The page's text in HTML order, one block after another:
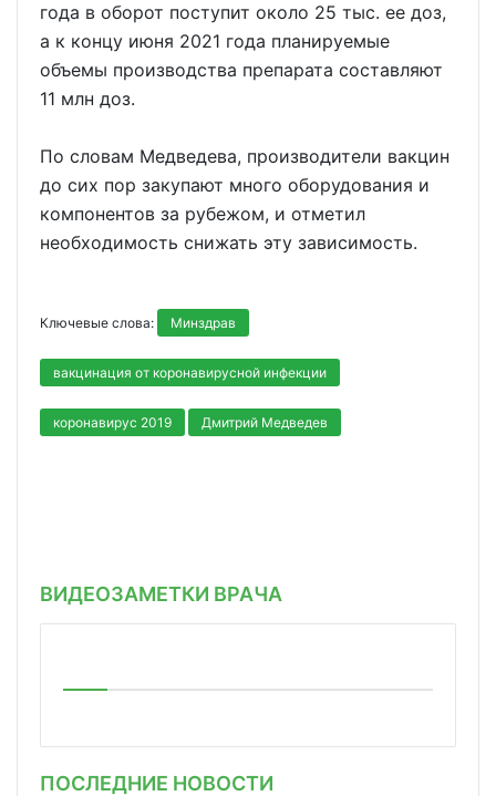
года в оборот поступит около 25 тыс. ее доз,
а к концу июня 2021 года планируемые
объемы производства препарата составляют
11 млн доз.
По словам Медведева, производители вакцин
до сих пор закупают много оборудования и
компонентов за рубежом, и отметил
необходимость снижать эту зависимость.
Ключевые слова: Минздрав
вакцинация от коронавирусной инфекции
коронавирус 2019 Дмитрий Медведев
ВИДЕОЗАМЕТКИ ВРАЧА
ПОСЛЕДНИЕ НОВОСТИ